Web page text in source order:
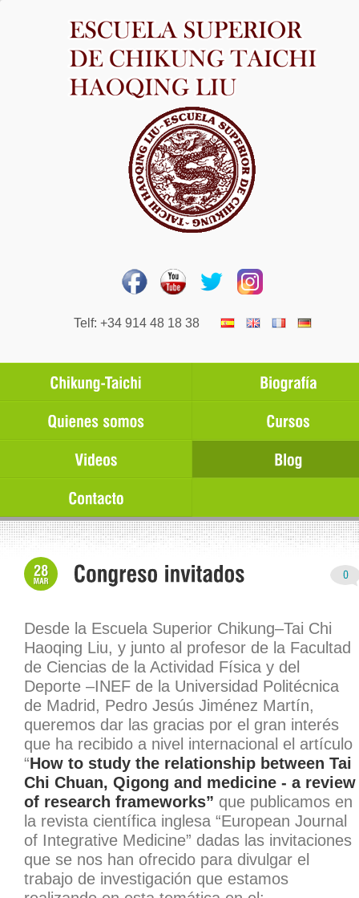
Telf: +34 914 48 18 38
Desde la Escuela Superior Chikung–Tai Chi
Haoqing Liu, y junto al profesor de la Facultad
de Ciencias de la Actividad Física y del
Deporte –INEF de la Universidad Politécnica
de Madrid, Pedro Jesús Jiménez Martín,
queremos dar las gracias por el gran interés
que ha recibido a nivel internacional el artículo
“How to study the relationship between Tai
Chi Chuan, Qigong and medicine - a review
of research frameworks” que publicamos en
la revista científica inglesa “European Journal
of Integrative Medicine” dadas las invitaciones
que se nos han ofrecido para divulgar el
trabajo de investigación que estamos